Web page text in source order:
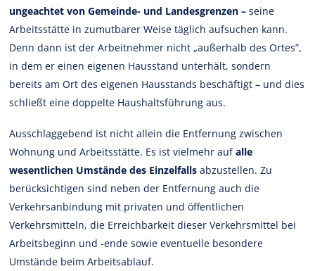
ungeachtet von Gemeinde- und Landesgrenzen – seine
Arbeitsstätte in zumutbarer Weise täglich aufsuchen kann.
Denn dann ist der Arbeitnehmer nicht „außerhalb des Ortes”,
in dem er einen eigenen Hausstand unterhält, sondern
bereits am Ort des eigenen Hausstands beschäftigt – und dies
schließt eine doppelte Haushaltsführung aus.
Ausschlaggebend ist nicht allein die Entfernung zwischen
Wohnung und Arbeitsstätte. Es ist vielmehr aufalle
wesentlichen Umstände des Einzelfalls abzustellen. Zu
berücksichtigen sind neben der Entfernung auch die
Verkehrsanbindung mit privaten und öffentlichen
Verkehrsmitteln, die Erreichbarkeit dieser Verkehrsmittel bei
Arbeitsbeginn und -ende sowie eventuelle besondere
Umstände beim Arbeitsablauf.